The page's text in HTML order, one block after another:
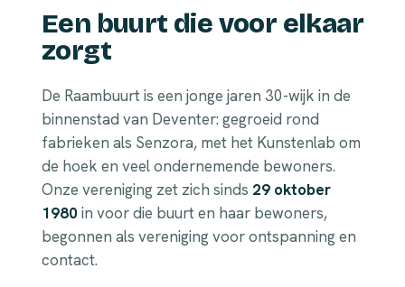
Een buurt die voor elkaar
zorgt
De Raambuurt is een jonge jaren 30-wijk in de
binnenstad van Deventer: gegroeid rond
fabrieken als Senzora, met het Kunstenlab om
de hoek en veel ondernemende bewoners.
Onze vereniging zet zich sinds 29 oktober
1980 in voor die buurt en haar bewoners,
begonnen als vereniging voor ontspanning en
contact.